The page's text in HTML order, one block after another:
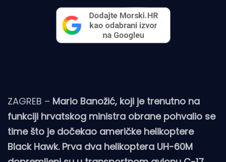
ZAGREB – Mario Banožić, koji je trenutno na
funkciji hrvatskog ministra obrane pohvalio se
time što je dočekao američke helikoptere
Black Hawk. Prva dva helikoptera UH-60M